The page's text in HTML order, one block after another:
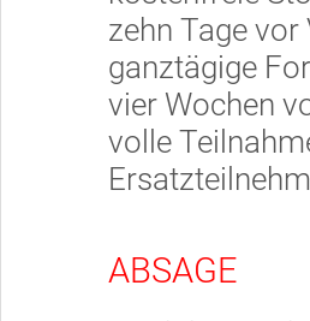
zehn Tage
ganztägige
vier Wochen
volle
ABSAGE